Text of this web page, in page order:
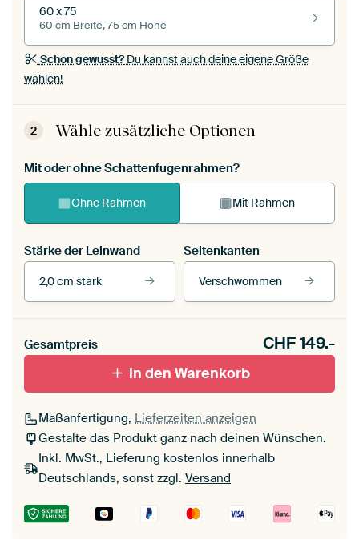
60 x 75
60 cm Breite, 75 cm Höhe
Schon gewusst?Du kannst auch deine eigene Größe
wählen!
2 Wähle zusätzliche Optionen
Mit oder ohne Schattenfugenrahmen?
Ohne Rahmen Mit Rahmen
Stärke der Leinwand
2,0 cm stark
Seitenkanten
Verschwommen
Mit Schattenfugenrahmen,
schwarz
Mit Schattenfugenrahmen,
weiß
Gesamtpreis CHF149.-
In den Warenkorb
Maßanfertigung, Lieferzeiten anzeigen
Gestalte das Produkt ganz nach deinen Wünschen.
Inkl. MwSt., Lieferung kostenlos innerhalb
Deutschlands, sonst zzgl. Versand